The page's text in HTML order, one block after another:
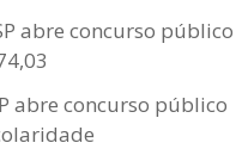
abre concurso público
abre concurso público